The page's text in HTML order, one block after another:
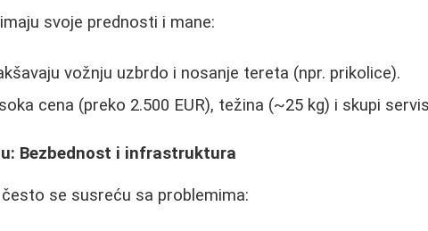
svoje prednosti i mane:
vožnju uzbrdo i nosanje tereta (npr. prikolice).
cena (preko 2.500 EUR), težina (~25 kg) i skupi
Bezbednost i infrastruktura
se susreću sa problemima: